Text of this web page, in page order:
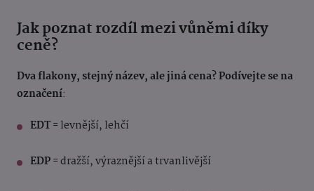
Jak poznat rozdíl mezi vůněmi díky
ceně?
Dva flakony, stejný název, ale jiná cena? Podívejte se na
označení:
EDT= levnější, lehčí
EDP= dražší, výraznější a trvanlivější